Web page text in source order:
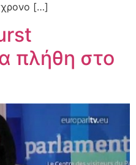
[…]
πλήθη στο